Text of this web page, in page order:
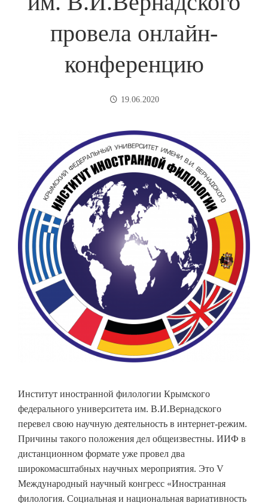
провела онлайн-
конференцию
19.06.2020
Институт иностранной филологии Крымского
федерального университета им. В.И.Вернадского
перевел свою научную деятельность в интернет-режим.
Причины такого положения дел общеизвестны. ИИФ в
дистанционном формате уже провел два
широкомасштабных научных мероприятия. Это V
Международный научный конгресс «Иностранная
филология. Социальная и национальная вариативность